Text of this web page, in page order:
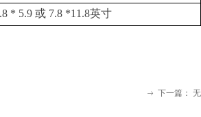
* 5.9 或 7.8 *11.8英寸
ꁹ 下一篇： 无